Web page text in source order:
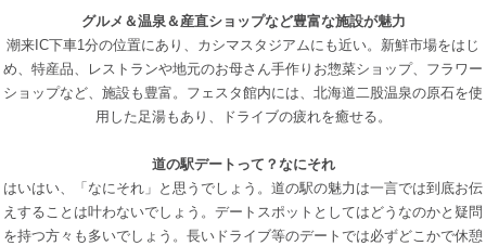
グルメ＆温泉＆産直ショップなど豊富な施設が魅力
潮来IC下車1分の位置にあり、カシマスタジアムにも近い。新鮮市場をはじ
め、特産品、レストランや地元のお母さん手作りお惣菜ショップ、フラワー
ショップなど、施設も豊富。フェスタ館内には、北海道二股温泉の原石を使
用した足湯もあり、ドライブの疲れを癒せる。
道の駅デートって？なにそれ
はいはい、「なにそれ」と思うでしょう。道の駅の魅力は一言では到底お伝
えすることは叶わないでしょう。デートスポットとしてはどうなのかと疑問
を持つ方々も多いでしょう。長いドライブ等のデートでは必ずどこかで休憩